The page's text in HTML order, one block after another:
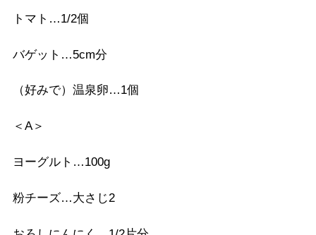
トマト…1/2個
バゲット…5cm分
（好みで）温泉卵…1個
＜A＞
ヨーグルト…100g
粉チーズ…大さじ2